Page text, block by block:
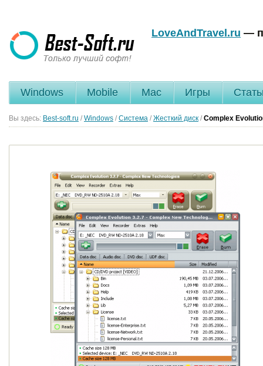
LoveAndTravel.ru —
Windows Mobile Mac Игры
Вы здесь: Best-soft.ru / Windows / Система / Жесткий диск / Complex